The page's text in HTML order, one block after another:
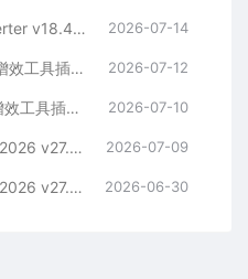
免费下载Adobe DNG Converter v18.4.1 for Win多国语言中文版安装包图片RAW相机照片格式转换器Lrc数字负片PS插件软件工具 2026-07-14
免费下载Mac版最新中文PS增效工具插件Adobe Camera Raw 2026 ACR v18.4.1 摄影后期一键安装包预设Lrc照片文件文档格式打开处理编辑 2026-07-12
免费下载Win版最新中文PS增效工具插件Adobe Camera Raw 2026 ACR v18.4.1 摄影后期一键安装包预设Lrc照片文件文档格式打开处理编辑 2026-07-10
免费下载Adobe Photoshop 2026 v27.8.0.13 for MAC多国语言版正式中文最新PS软件激活一键安装包Ai智能修图设计师平面设计工具 2026-07-09
免费下载Adobe Photoshop 2026 v27.8.0.13 for win多国语言版正式中文最新PS软件激活一键安装包Ai智能修图设计师平面设计工具 2026-06-30